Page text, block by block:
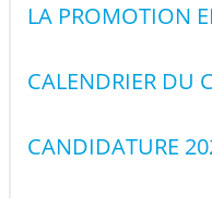
LA PROMOTION
CALENDRIER DU
CANDIDATURE